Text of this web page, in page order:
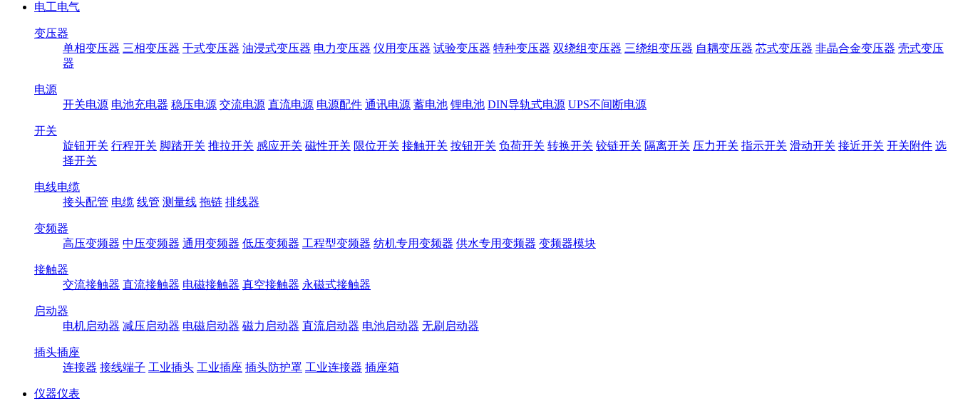
电工电气
变压器
单相变压器 三相变压器 干式变压器 油浸式变压器 电力变压器 仪用变压器 试验变压器 特种变压器 双绕组变压器 三绕组变压器 自耦变压器 芯式变压器 非晶合金变压器 壳式变压
器
电源
开关电源 电池充电器 稳压电源 交流电源 直流电源 电源配件 通讯电源 蓄电池 锂电池 DIN导轨式电源 UPS不间断电源
开关
旋钮开关 行程开关 脚踏开关 推拉开关 感应开关 磁性开关 限位开关 接触开关 按钮开关 负荷开关 转换开关 铰链开关 隔离开关 压力开关 指示开关 滑动开关 接近开关 开关附件 选
择开关
电线电缆
接头配管 电缆 线管 测量线 拖链 排线器
变频器
高压变频器 中压变频器 通用变频器 低压变频器 工程型变频器 纺机专用变频器 供水专用变频器 变频器模块
接触器
交流接触器 直流接触器 电磁接触器 真空接触器 永磁式接触器
启动器
电机启动器 减压启动器 电磁启动器 磁力启动器 直流启动器 电池启动器 无刷启动器
插头插座
连接器 接线端子 工业插头 工业插座 插头防护罩 工业连接器 插座箱
仪器仪表